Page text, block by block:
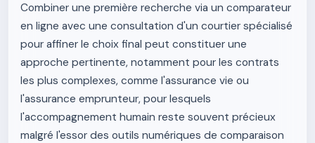
Combiner une première recherche via un comparateur
en ligne avec une consultation d'un courtier spécialisé
pour affiner le choix final peut constituer une
approche pertinente, notamment pour les contrats
les plus complexes, comme l'assurance vie ou
l'assurance emprunteur, pour lesquels
l'accompagnement humain reste souvent précieux
malgré l'essor des outils numériques de comparaison